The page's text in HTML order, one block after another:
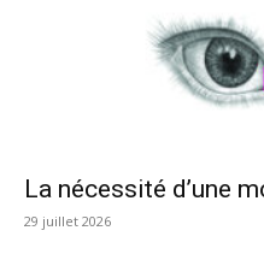
La nécessité d’une
29 juillet 2026